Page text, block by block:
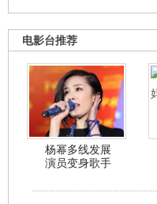
电影台推荐
杨幂多线发展
演员变身歌手